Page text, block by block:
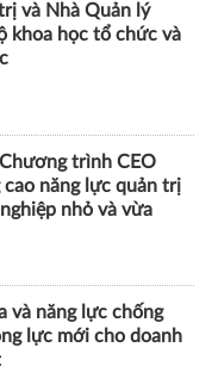
và Nhà Quản lý
khoa học tổ chức và
trình CEO
cao năng lực quản trị
nhỏ và vừa
và năng lực chống
lực mới cho doanh